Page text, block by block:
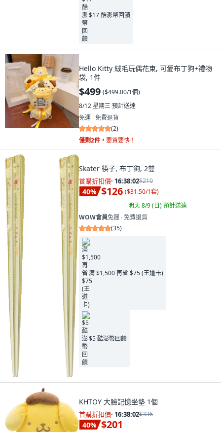
$17 酷澎幣回饋
Hello Kitty 絨毛玩偶花束, 可愛布丁狗+禮物
袋, 1件
$499 ($499.00/1個)
8/12 星期三預計送達
免運 ∙ 免費退貨
(2)
僅剩2件， 要買要快！
Skater 筷子, 布丁狗, 2雙
首購折扣價· 16:38:00$210
40% $126 ($31.50/1套)
明天 8/9 (日)預計送達
WOW會員免運 ∙ 免費退貨
(35)
满 $1,500 再省 $75 (王道卡)
$5 酷澎幣回饋
KHTOY 大臉記憶坐墊 1個
首購折扣價· 16:38:00$336
40% $201